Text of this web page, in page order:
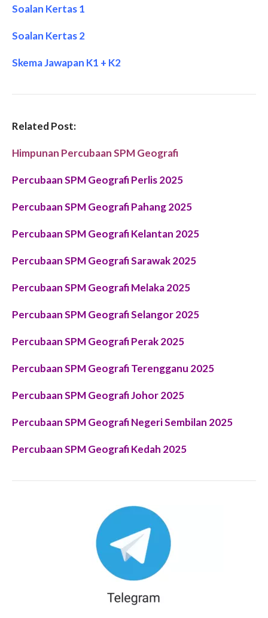
Soalan Kertas 1
Soalan Kertas 2
Skema Jawapan K1 + K2
Related Post:
Himpunan Percubaan SPM Geografi
Percubaan SPM Geografi Perlis 2025
Percubaan SPM Geografi Pahang 2025
Percubaan SPM Geografi Kelantan 2025
Percubaan SPM Geografi Sarawak 2025
Percubaan SPM Geografi Melaka 2025
Percubaan SPM Geografi Selangor 2025
Percubaan SPM Geografi Perak 2025
Percubaan SPM Geografi Terengganu 2025
Percubaan SPM Geografi Johor 2025
Percubaan SPM Geografi Negeri Sembilan 2025
Percubaan SPM Geografi Kedah 2025